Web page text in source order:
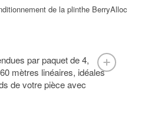
de la plinthe BerryAlloc
par paquet de 4,
mètres linéaires, idéales
de votre pièce avec